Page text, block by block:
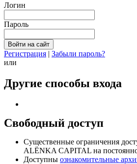
Логин
Пароль
Регистрация | Забыли пароль?
или
Другие способы входа
Свободный доступ
Cущественные ограничения
ALЁNKA CAPITAL на
Доступны ознакомительные